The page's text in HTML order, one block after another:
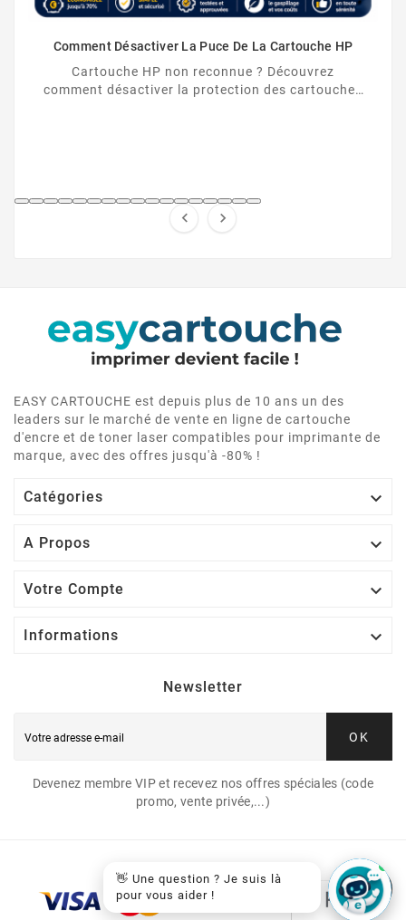
Comment Désactiver La Puce De La Cartouche HP
Cartouche HP non reconnue ? Découvrez
comment désactiver la protection des cartouches
 
EASY CARTOUCHE est depuis plus de 10 ans un des
leaders sur le marché de vente en ligne de cartouche
d'encre et de toner laser compatibles pour imprimante de
marque, avec des offres jusqu'à -80% !
Catégories 
A Propos 
Votre Compte 
Informations 
Newsletter
OK
Devenez membre VIP et recevez nos offres spéciales (code
promo, vente privée,...)
👋 Une question ? Je suis là
pour vous aider !